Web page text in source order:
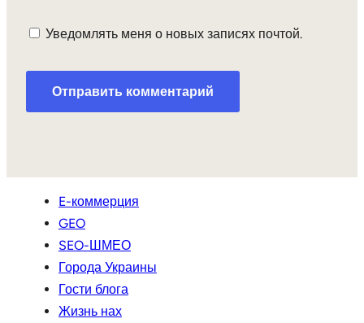
Уведомлять меня о новых записях почтой.
E-коммерция
GEO
SEO-ШМЕО
Города Украины
Гости блога
Жизнь нах